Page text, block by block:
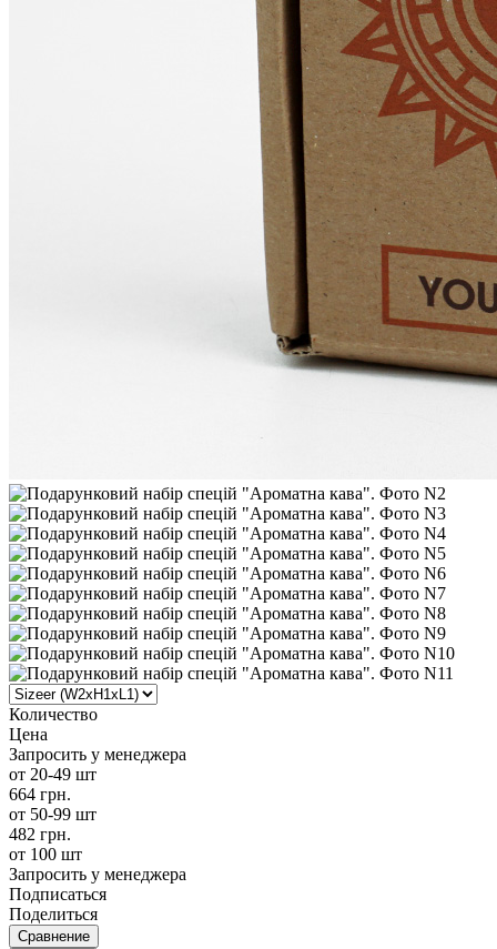
Количество
Цена
Запросить у менеджера
от 20-49 шт
664 грн.
от 50-99 шт
482 грн.
от 100 шт
Запросить у менеджера
Подписаться
Поделиться
Сравнение